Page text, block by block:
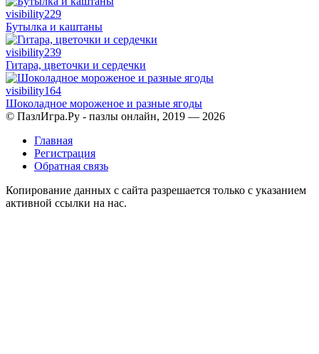
visibility229
Бутылка и каштаны
visibility239
Гитара, цветочки и сердечки
visibility164
Шоколадное мороженое и разные ягоды
© ПазлИгра.Ру - пазлы онлайн, 2019 — 2026
Главная
Регистрация
Обратная связь
Копирование данных с сайта разрешается только с указанием
активной ссылки на нас.